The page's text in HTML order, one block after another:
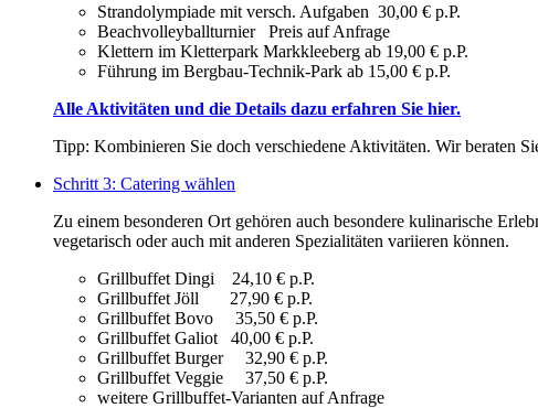
Strandolympiade mit versch. Aufgaben 30,00 € p.P.
Beachvolleyballturnier Preis auf Anfrage
Klettern im Kletterpark Markkleeberg ab 19,00 € p.P.
Führung im Bergbau-Technik-Park ab 15,00 € p.P.
Alle Aktivitäten und die Details dazu erfahren Sie hier.
Tipp: Kombinieren Sie doch verschiedene Aktivitäten. Wir beraten
Schritt 3: Catering wählen
Zu einem besonderen Ort gehören auch besondere kulinarische
vegetarisch oder auch mit anderen Spezialitäten variieren können.
Grillbuffet Dingi 24,10 € p.P.
Grillbuffet Jöll 27,90 € p.P.
Grillbuffet Bovo 35,50 € p.P.
Grillbuffet Galiot 40,00 € p.P.
Grillbuffet Burger 32,90 € p.P.
Grillbuffet Veggie 37,50 € p.P.
weitere Grillbuffet-Varianten auf Anfrage